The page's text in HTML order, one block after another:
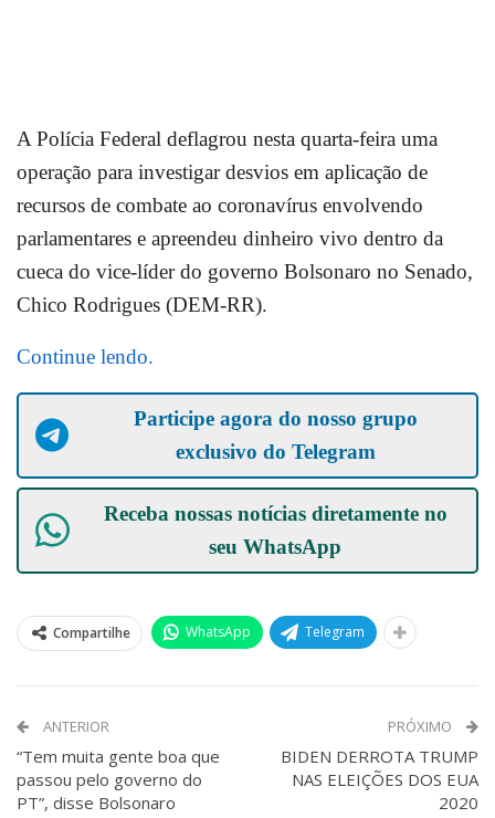
A Polícia Federal deflagrou nesta quarta-feira uma
operação para investigar desvios em aplicação de
recursos de combate ao coronavírus envolvendo
parlamentares e apreendeu dinheiro vivo dentro da
cueca do vice-líder do governo Bolsonaro no Senado,
Chico Rodrigues (DEM-RR).
Continue lendo.
Participe agora do nosso grupo
exclusivo do Telegram
Receba nossas notícias diretamente no
seuWhatsApp
Compartilhe WhatsApp Telegram
ANTERIOR
“Tem muita gente boa que
passou pelo governo do
PT”, disse Bolsonaro
PRÓXIMO
BIDEN DERROTA TRUMP
NAS ELEIÇÕES DOS EUA
2020